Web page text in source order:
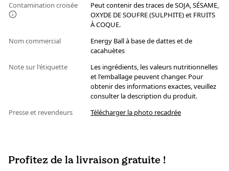
Contamination croisée
Peut contenir des traces de SOJA, SÉSAME,
OXYDE DE SOUFRE (SULPHITE) et FRUITS
À COQUE.
Nom commercial
Energy Ball à base de dattes et de
cacahuètes
Note sur l'étiquette
Les ingrédients, les valeurs nutritionnelles
et l'emballage peuvent changer. Pour
obtenir des informations exactes, veuillez
consulter la description du produit.
Presse et revendeurs
Télécharger la photo recadrée
Profitez de la livraison gratuite !